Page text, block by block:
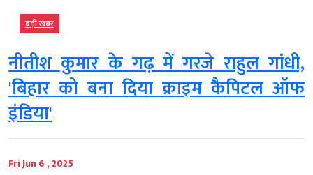
बड़ी खबर
नीतीश कुमार के गढ़ में गरजे राहुल गांधी,
'बिहार को बना दिया क्राइम कैपिटल ऑफ
इंडिया'
Fri Jun 6 , 2025